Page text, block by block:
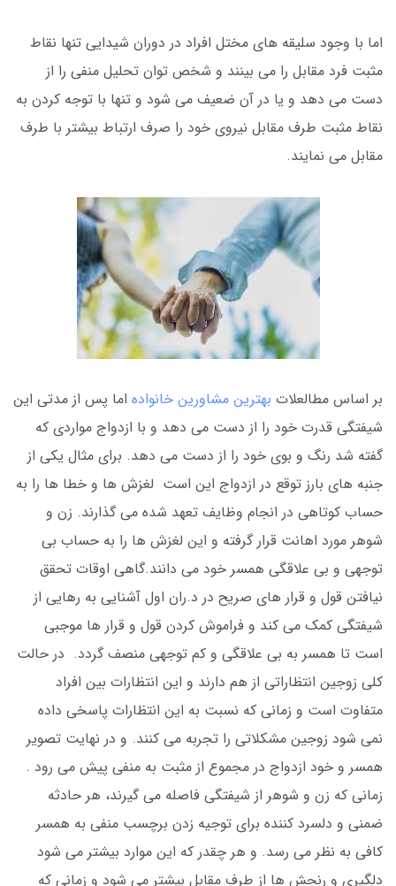
اما با وجود سلیقه های مختل افراد در دوران شیدایی تنها نقاط
مثبت فرد مقابل را می بینند و شخص توان تحلیل منفی را از
دست می دهد و یا در آن ضعیف می شود و تنها با توجه کردن به
نقاط مثبت طرف مقابل نیروی خود را صرف ارتباط بیشتر با طرف
مقابل می نمایند.
بر اساس مطالعلات بهترین مشاورین خانواده اما پس از مدتی این
شیفتگی قدرت خود را از دست می دهد و با ازدواج مواردی که
گفته شد رنگ و بوی خود را از دست می دهد. برای مثال یکی از
جنبه های بارز توقع در ازدواج این است لغزش ها و خطا ها را به
حساب کوتاهی در انجام وظایف تعهد شده می گذارند. زن و
شوهر مورد اهانت قرار گرفته و این لغزش ها را به حساب بی
توجهی و بی علاقگی همسر خود می دانند.گاهی اوقات تحقق
نیافتن قول و قرار های صریح در د.ران اول آشنایی به رهایی از
شیفتگی کمک می کند و فراموش کردن قول و قرار ها موجبی
است تا همسر به بی علاقگی و کم توجهی منصف گردد. در حالت
کلی زوجین انتظاراتی از هم دارند و این انتظارات بین افراد
متفاوت است و زمانی که نسبت به این انتظارات پاسخی داده
نمی شود زوجین مشکلاتی را تجربه می کنند. و در نهایت تصویر
همسر و خود ازدواج در مجموع از مثبت به منفی پیش می رود .
زمانی که زن و شوهر از شیفتگی فاصله می گیرند، هر حادثه
ضمنی و دلسرد کننده برای توجیه زدن برچسب منفی به همسر
کافی به نظر می رسد. و هر چقدر که این موارد بیشتر می شود
دلگیری و رنجش ها از طرف مقابل بیشتر می شود و زمانی که